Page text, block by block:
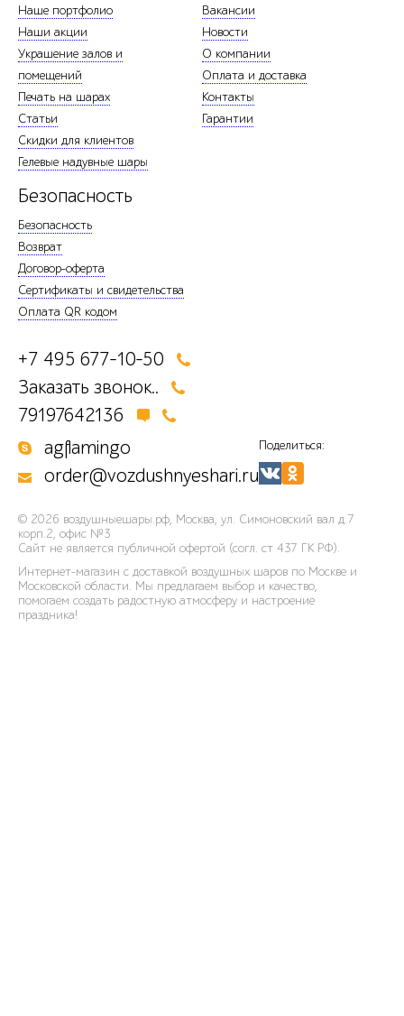
Наше портфолио
Наши акции
Украшение залов и
помещений
Печать на шарах
Статьи
Скидки для клиентов
Гелевые надувные шары
Вакансии
Новости
О компании
Оплата и доставка
Контакты
Гарантии
Безопасность
Безопасность
Возврат
Договор-оферта
Сертификаты и свидетельства
Оплата QR кодом
+7 495 677-10-50
Заказать звонок..
79197642136
agflamingo
order@vozdushnyeshari.ru
Поделиться:
© 2026 воздушныешары.рф, Москва, ул. Симоновский вал д.7
корп.2, офис №3
Сайт не является публичной офертой (согл. ст 437 ГК РФ).
Интернет-магазин с доставкой воздушных шаров по Москве и
Московской области. Мы предлагаем выбор и качество,
помогаем создать радостную атмосферу и настроение
праздника!